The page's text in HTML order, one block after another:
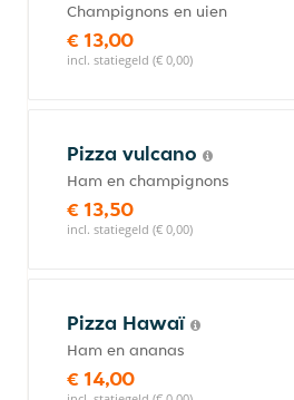
Champignons en uien
€ 13,00
incl. statiegeld (€ 0,00)
Pizza vulcano
Ham en champignons
€ 13,50
incl. statiegeld (€ 0,00)
Pizza Hawaï
Ham en ananas
€ 14,00